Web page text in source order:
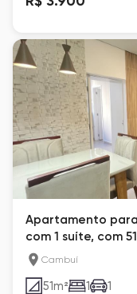
Apartamento
com 1 suíte, com
Cambuí
51m² 1 1